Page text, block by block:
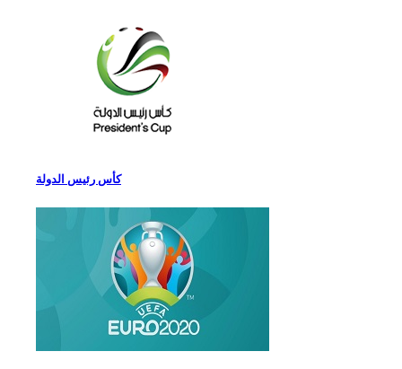
كأس رئيس الدولة